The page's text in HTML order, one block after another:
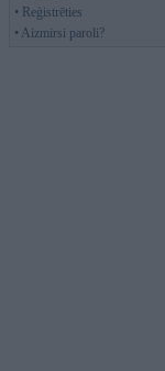
• Reģistrēties
• Aizmirsi paroli?